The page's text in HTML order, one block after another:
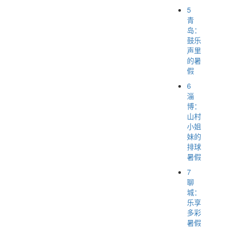
5
青
岛：
鼓乐
声里
的暑
假
6
淄
博：
山村
小姐
妹的
排球
暑假
7
聊
城：
乐享
多彩
暑假